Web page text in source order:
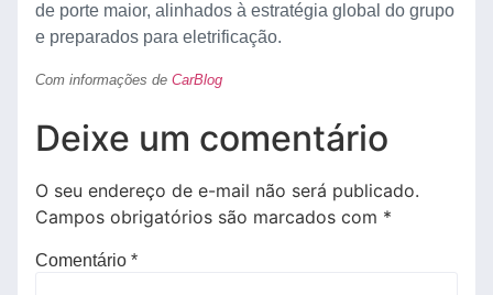
de porte maior, alinhados à estratégia global do grupo
e preparados para eletrificação.
Com informações de CarBlog
Deixe um comentário
O seu endereço de e-mail não será publicado.
Campos obrigatórios são marcados com *
Comentário *